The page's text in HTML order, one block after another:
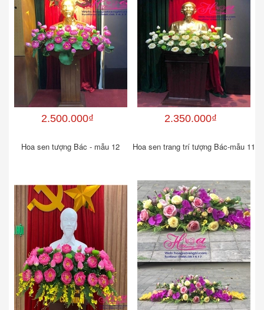
2.500.000₫
Hoa sen tượng Bác - mẫu 12
2.350.000₫
Hoa sen trang trí tượng Bác-mẫu 11